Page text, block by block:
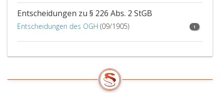
dass
die
Urkunde,
oder
die
Daten
in
Entscheidungen zu § 226 Abs. 2 StGB
Entscheidungen des OGH (09/1905) 1